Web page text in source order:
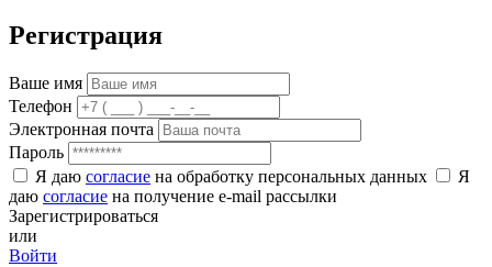
Регистрация
Ваше имя
Телефон
Электронная почта
Пароль
Я даю согласие на обработку персональных данных
Я
даю согласие на получение e-mail рассылки
Зарегистрироваться
или
Войти